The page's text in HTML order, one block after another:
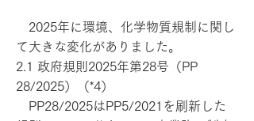
2025年に環境、化学物質規制に関し
て大きな変化がありました。
2.1 政府規則2025年第28号（PP
28/2025）（*4）
PP28/2025はPP5/2021を刷新した